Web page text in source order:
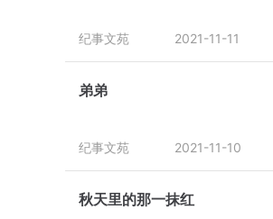
纪事文苑 2021-11-11
弟弟
纪事文苑 2021-11-10
秋天里的那一抹红